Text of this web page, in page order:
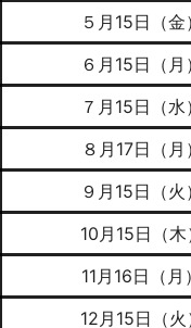
５月15日（金
６月15日（月
７月15日（水
８月17日（月
９月15日（火
10月15日（木
11月16日（月
12月15日（火